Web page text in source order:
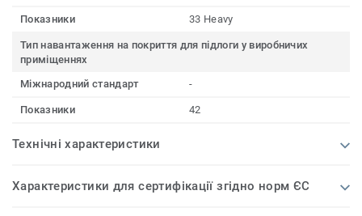
Показники 33 Heavy
Тип навантаження на покриття для підлоги у виробничих
приміщеннях
Міжнародний стандарт
-
Показники 42
Технічні характеристики
Характеристики для сертифікації згідно норм ЄС